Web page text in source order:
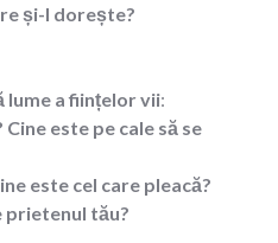
și-l dorește?
lume a ființelor vii:
este pe cale să se
este cel care pleacă?
prietenul tău?